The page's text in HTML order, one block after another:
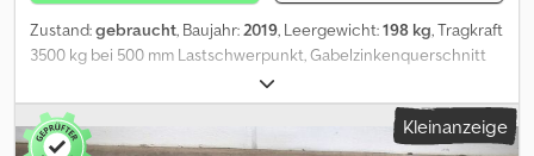
Zustand:gebraucht, Baujahr:2019, Leergewicht:198 kg, Tragkraft
3500 kg bei 500 mm Lastschwerpunkt, Gabelzinkenquerschnitt
120 x 50 mm, Gabelzinkenlänge: 1100 mm, Baubreite: 1150 mm,
Öffnungsbereich: 250 - 1050 mm, Aufhängung: FEM3, Vorbaumaß:
153 mm, Eigenschwerpunkt: 63 mm, gebrauchtes KAUPKleinanzeige